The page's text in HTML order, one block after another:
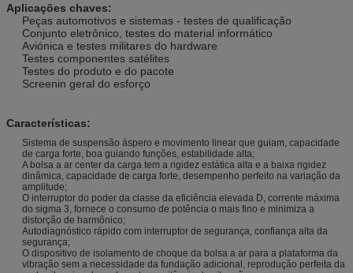
Aplicações chaves:
Peças automotivos e sistemas - testes de qualificação
Conjunto eletrônico, testes do material informático
Aviónica e testes militares do hardware
Testes componentes satélites
Testes do produto e do pacote
Screenin geral do esforço
Características:
Sistema de suspensão áspero e movimento linear que guiam, capacidade
de carga forte, boa guiando funções, estabilidade alta;
A bolsa a ar center da carga tem a rigidez estática alta e a baixa rigidez
dinâmica, capacidade de carga forte, desempenho perfeito na variação da
amplitude;
O interruptor do poder da classe da eficiência elevada D, corrente máxima
do sigma 3, fornece o consumo de potência o mais fino e minimiza a
distorção de harmônico;
Autodiagnóstico rápido com interruptor de segurança, confiança alta da
segurança;
O dispositivo de isolamento de choque da bolsa a ar para a plataforma da
vibração sem a necessidade da fundação adicional, reprodução perfeita da